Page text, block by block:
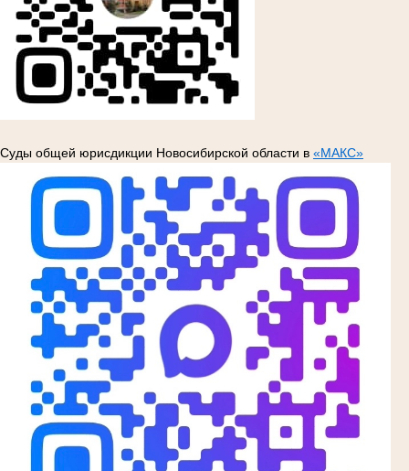
Суды общей юрисдикции Новосибирской области в «МАКС»